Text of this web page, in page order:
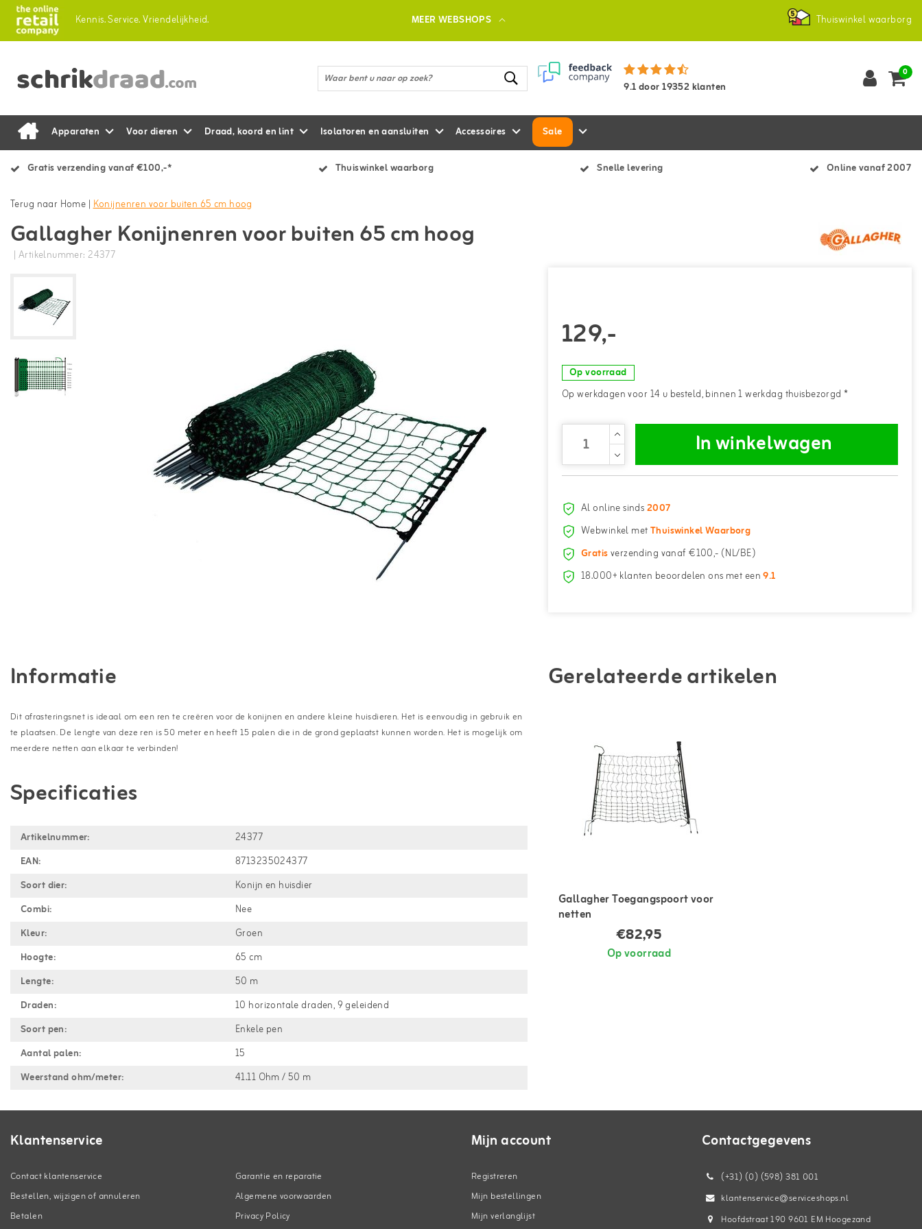
Kennis.Service.Vriendelijkheid. MEER WEBSHOPS Thuiswinkel waarborg
9.1door19352klanten
0
Apparaten Voor dieren Draad, koord en lint Isolatoren en aansluiten Accessoires Sale
Gratis verzending vanaf €100,-* Thuiswinkel waarborg Snelle levering Online vanaf 2007
Terug naar Home |Konijnenren voor buiten 65 cm hoog
Gallagher Konijnenren voor buiten 65 cm hoog
| Artikelnummer: 24377
129,-
Op voorraad
Op werkdagen voor 14 u besteld, binnen 1 werkdag thuisbezorgd *
In winkelwagen
Al online sinds2007
Webwinkel metThuiswinkel Waarborg
Gratisverzending vanaf €100,- (NL/BE)
18.000+ klanten beoordelen ons met een9.1
Informatie
Dit afrasteringsnet is ideaal om een ren te creëren voor de konijnen en andere kleine huisdieren. Het is eenvoudig in gebruik en
te plaatsen. De lengte van deze ren is 50 meter en heeft 15 palen die in de grond geplaatst kunnen worden. Het is mogelijk om
meerdere netten aan elkaar te verbinden!
Specificaties
Artikelnummer:
24377
EAN:
8713235024377
Soort dier:
Konijn en huisdier
Combi:
Nee
Kleur:
Groen
Hoogte:
65 cm
Lengte:
50 m
Draden:
10 horizontale draden, 9 geleidend
Soort pen:
Enkele pen
Aantal palen:
15
Weerstand ohm/meter:
41.11 Ohm / 50 m
Gerelateerde artikelen
Gallagher Toegangspoort voor
netten
€82,95
Op voorraad
Klantenservice
Contact klantenservice
Bestellen, wijzigen of annuleren
Betalen
Garantie en reparatie
Algemene voorwaarden
Privacy Policy
Mijn account
Registreren
Mijn bestellingen
Mijn verlanglijst
Contactgegevens
(+31) (0) (598) 381 001
klantenservice@serviceshops.nl
Hoofdstraat 190 9601 EM Hoogezand